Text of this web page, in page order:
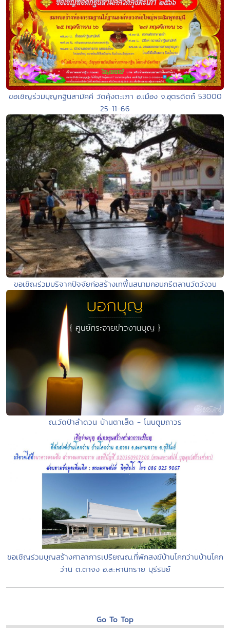
ขอเชิญร่วมบุญกฐินสามัคคี วัดคุ้งตะเภา อ.เมือง จ.อุตรดิตถ์ 53000
25-11-66
ขอเชิญร่วมบริจาคปัจจัยก่อสร้างเทพื้นสนามคอนกรีตลานวัดวังวน
ณ.วัดป่าลำดวน บ้านตาเส็ด - โนนตูมถาวร
ขอเชิญร่วมบุญสร้างศาลาการเปรียญณ.ที่พักสงฆ์บ้านโคกว่านบ้านโคก
ว่าน ต.ตาจง อ.ละหานทราย บุรีรัมย์
Go To Top